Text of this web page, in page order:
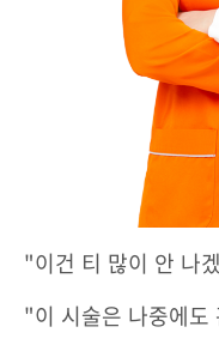
"이건 티 많이 안 나
"이 시술은 나중에도